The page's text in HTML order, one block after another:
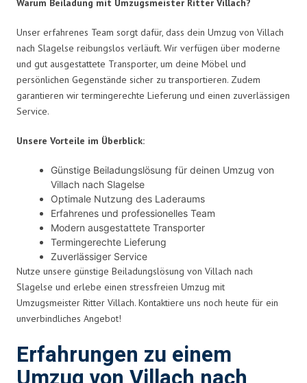
Warum Beiladung mit Umzugsmeister Ritter Villach?
Unser erfahrenes Team sorgt dafür, dass dein Umzug von Villach
nach Slagelse reibungslos verläuft. Wir verfügen über moderne
und gut ausgestattete Transporter, um deine Möbel und
persönlichen Gegenstände sicher zu transportieren. Zudem
garantieren wir termingerechte Lieferung und einen zuverlässigen
Service.
Unsere Vorteile im Überblick:
Günstige Beiladungslösung für deinen Umzug von
Villach nach Slagelse
Optimale Nutzung des Laderaums
Erfahrenes und professionelles Team
Modern ausgestattete Transporter
Termingerechte Lieferung
Zuverlässiger Service
Nutze unsere günstige Beiladungslösung von Villach nach
Slagelse und erlebe einen stressfreien Umzug mit
Umzugsmeister Ritter Villach. Kontaktiere uns noch heute für ein
unverbindliches Angebot!
Erfahrungen zu einem